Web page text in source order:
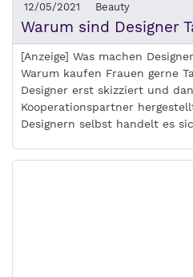
12/05/2021 Beauty
Warum sind Designer
[Anzeige] Was machen
Warum kaufen Frauen gerne
Designer erst skizziert und
Kooperationspartner
Designern selbst handelt es